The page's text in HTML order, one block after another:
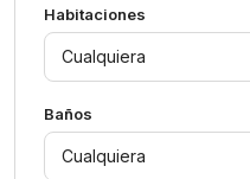
Habitaciones
Cualquiera
Baños
Cualquiera